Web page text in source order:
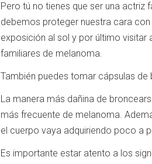
Pero tú no tienes que ser una actriz
debemos proteger nuestra cara
exposición al sol y por último visitar
familiares de melanoma.
También puedes tomar cápsulas
La manera más dañina de
más frecuente de melanoma.
el cuerpo vaya adquiriendo poco a
Es importante estar atento a los